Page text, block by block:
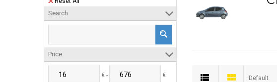
Search
Price
€ - € Default